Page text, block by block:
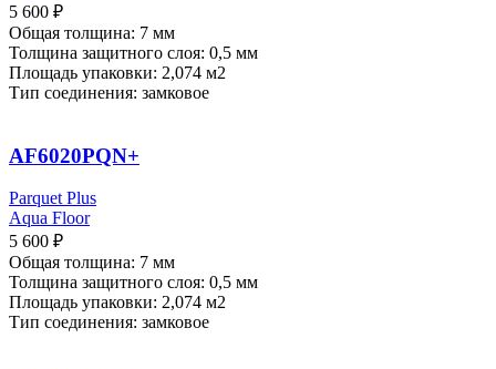
5 600 ₽
Общая толщина: 7 мм
Толщина защитного слоя: 0,5 мм
Площадь упаковки: 2,074 м2
Тип соединения: замковое
AF6020PQN+
Parquet Plus
Aqua Floor
5 600 ₽
Общая толщина: 7 мм
Толщина защитного слоя: 0,5 мм
Площадь упаковки: 2,074 м2
Тип соединения: замковое